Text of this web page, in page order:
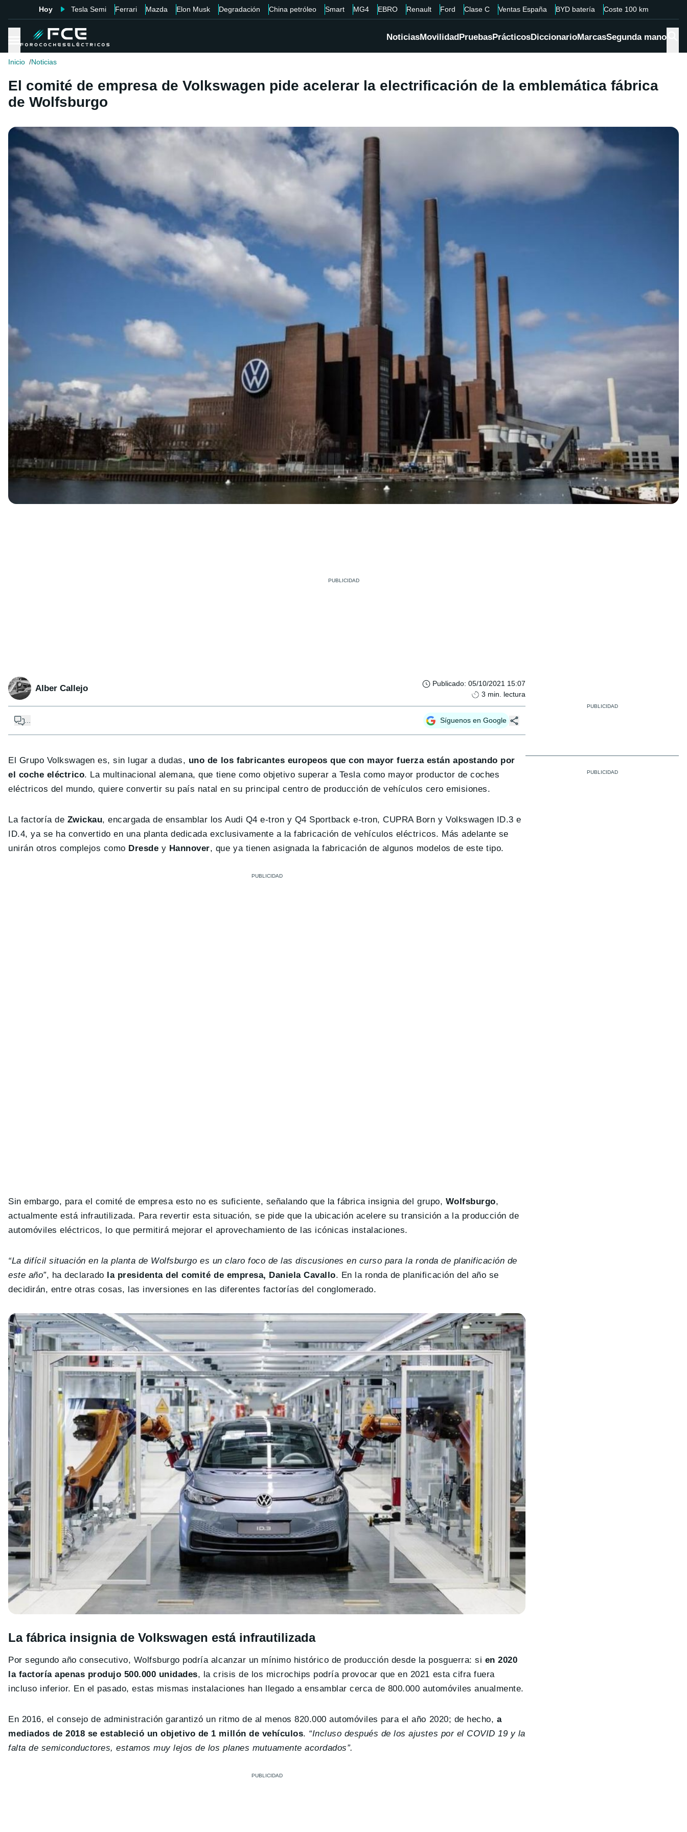
Hoy Tesla Semi Ferrari Mazda Elon Musk Degradación China petróleo Smart MG4 EBRO Renault Ford Clase C Ventas España BYD batería Coste 100 km
NoticiasMovilidadPruebasPrácticosDiccionarioMarcasSegunda mano
Inicio Noticias
El comité de empresa de Volkswagen pide acelerar la electrificación de la emblemática fábrica
de Wolfsburgo
Alber Callejo Publicado: 05/10/2021 15:07
3 min. lectura
... Síguenos en Google
El Grupo Volkswagen es, sin lugar a dudas, uno de los fabricantes europeos que con mayor fuerza están apostando por
el coche eléctrico. La multinacional alemana, que tiene como objetivo superar a Tesla como mayor productor de coches
eléctricos del mundo, quiere convertir su país natal en su principal centro de producción de vehículos cero emisiones.
La factoría de Zwickau, encargada de ensamblar los Audi Q4 e-tron y Q4 Sportback e-tron, CUPRA Born y Volkswagen ID.3 e
ID.4, ya se ha convertido en una planta dedicada exclusivamente a la fabricación de vehículos eléctricos. Más adelante se
unirán otros complejos como Dresde y Hannover, que ya tienen asignada la fabricación de algunos modelos de este tipo.
Sin embargo, para el comité de empresa esto no es suficiente, señalando que la fábrica insignia del grupo, Wolfsburgo,
actualmente está infrautilizada. Para revertir esta situación, se pide que la ubicación acelere su transición a la producción de
automóviles eléctricos, lo que permitirá mejorar el aprovechamiento de las icónicas instalaciones.
“La difícil situación en la planta de Wolfsburgo es un claro foco de las discusiones en curso para la ronda de planificación de
este año”, ha declarado la presidenta del comité de empresa, Daniela Cavallo. En la ronda de planificación del año se
decidirán, entre otras cosas, las inversiones en las diferentes factorías del conglomerado.
La fábrica insignia de Volkswagen está infrautilizada
Por segundo año consecutivo, Wolfsburgo podría alcanzar un mínimo histórico de producción desde la posguerra: si en 2020
la factoría apenas produjo 500.000 unidades, la crisis de los microchips podría provocar que en 2021 esta cifra fuera
incluso inferior. En el pasado, estas mismas instalaciones han llegado a ensamblar cerca de 800.000 automóviles anualmente.
En 2016, el consejo de administración garantizó un ritmo de al menos 820.000 automóviles para el año 2020; de hecho, a
mediados de 2018 se estableció un objetivo de 1 millón de vehículos. “Incluso después de los ajustes por el COVID 19 y la
falta de semiconductores, estamos muy lejos de los planes mutuamente acordados”.